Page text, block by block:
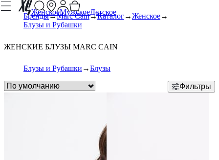
ЖенскоеМужскоеДетское
Бренды Marc Cain Каталог
Женское
Блузы и Рубашки
ЖЕНСКИЕ БЛУЗЫ MARC CAIN
Блузы и Рубашки Блузы
Фильтры